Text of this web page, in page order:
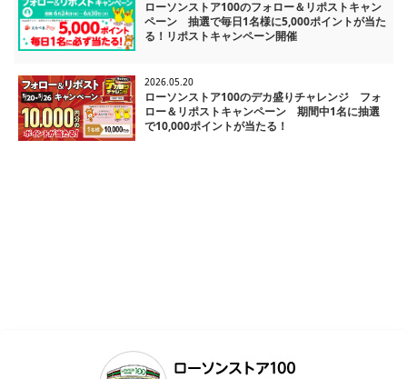
ローソンストア100のフォロー＆リポストキャン
ペーン 抽選で毎日1名様に5,000ポイントが当た
る！リポストキャンペーン開催
2026.05.20
ローソンストア100のデカ盛りチャレンジ フォ
ロー＆リポストキャンペーン 期間中1名に抽選
で10,000ポイントが当たる！